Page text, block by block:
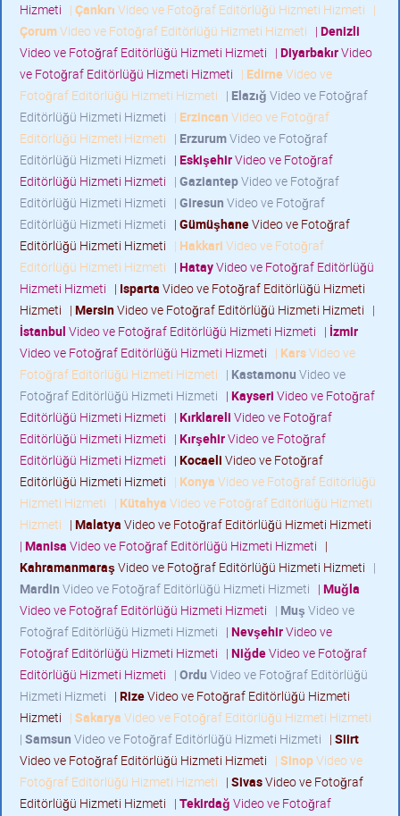
Hizmeti | Çankırı Video ve Fotoğraf Editörlüğü Hizmeti Hizmeti |
ÇorumVideo ve Fotoğraf Editörlüğü Hizmeti Hizmeti | Denizli
Video ve Fotoğraf Editörlüğü Hizmeti Hizmeti | DiyarbakırVideo
ve Fotoğraf Editörlüğü Hizmeti Hizmeti | Edirne Video ve
Fotoğraf Editörlüğü Hizmeti Hizmeti | Elazığ Video ve Fotoğraf
Editörlüğü Hizmeti Hizmeti | Erzincan Video ve Fotoğraf
Editörlüğü Hizmeti Hizmeti | ErzurumVideo ve Fotoğraf
Editörlüğü Hizmeti Hizmeti | EskişehirVideo ve Fotoğraf
Editörlüğü Hizmeti Hizmeti | GaziantepVideo ve Fotoğraf
Editörlüğü Hizmeti Hizmeti | Giresun Video ve Fotoğraf
Editörlüğü Hizmeti Hizmeti | GümüşhaneVideo ve Fotoğraf
Editörlüğü Hizmeti Hizmeti | Hakkari Video ve Fotoğraf
Editörlüğü Hizmeti Hizmeti | HatayVideo ve Fotoğraf Editörlüğü
Hizmeti Hizmeti | Isparta Video ve Fotoğraf Editörlüğü Hizmeti
Hizmeti | MersinVideo ve Fotoğraf Editörlüğü Hizmeti Hizmeti |
İstanbul Video ve Fotoğraf Editörlüğü Hizmeti Hizmeti | İzmir
Video ve Fotoğraf Editörlüğü Hizmeti Hizmeti | KarsVideo ve
Fotoğraf Editörlüğü Hizmeti Hizmeti | Kastamonu Video ve
Fotoğraf Editörlüğü Hizmeti Hizmeti | Kayseri Video ve Fotoğraf
Editörlüğü Hizmeti Hizmeti | Kırklareli Video ve Fotoğraf
Editörlüğü Hizmeti Hizmeti | KırşehirVideo ve Fotoğraf
Editörlüğü Hizmeti Hizmeti | Kocaeli Video ve Fotoğraf
Editörlüğü Hizmeti Hizmeti | Konya Video ve Fotoğraf Editörlüğü
Hizmeti Hizmeti | Kütahya Video ve Fotoğraf Editörlüğü Hizmeti
Hizmeti | Malatya Video ve Fotoğraf Editörlüğü Hizmeti Hizmeti
| Manisa Video ve Fotoğraf Editörlüğü Hizmeti Hizmeti |
KahramanmaraşVideo ve Fotoğraf Editörlüğü Hizmeti Hizmeti |
Mardin Video ve Fotoğraf Editörlüğü Hizmeti Hizmeti | Muğla
Video ve Fotoğraf Editörlüğü Hizmeti Hizmeti | Muş Video ve
Fotoğraf Editörlüğü Hizmeti Hizmeti | NevşehirVideo ve
Fotoğraf Editörlüğü Hizmeti Hizmeti | NiğdeVideo ve Fotoğraf
Editörlüğü Hizmeti Hizmeti | Ordu Video ve Fotoğraf Editörlüğü
Hizmeti Hizmeti | RizeVideo ve Fotoğraf Editörlüğü Hizmeti
Hizmeti | Sakarya Video ve Fotoğraf Editörlüğü Hizmeti Hizmeti
| Samsun Video ve Fotoğraf Editörlüğü Hizmeti Hizmeti | Siirt
Video ve Fotoğraf Editörlüğü Hizmeti Hizmeti | SinopVideo ve
Fotoğraf Editörlüğü Hizmeti Hizmeti | SivasVideo ve Fotoğraf
Editörlüğü Hizmeti Hizmeti | Tekirdağ Video ve Fotoğraf